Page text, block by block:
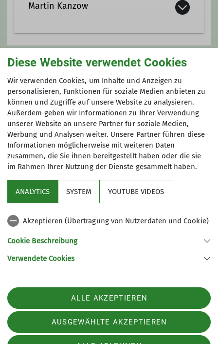
Martin Kanzow
martin.kanzow@davgoettingen.de
Ämter
Wandern + Bergsport
Gruppe
Leistungswandern
Darf es etwas mehr sein? Dieses
Wanderformat wurde eingerichtet für
diejenigen, die gerne etwas längere
Hatten die Sportwanderungen bisher
maximal 30 Kilometer Länge mit
zum Ziel, sollen die
Leistungswanderungen bei zügigem
Km/Std., je nach Gelände-, Wege-, und
Kilometer betragen.
Ziel dieser Wanderungen ist neben
dem ausgiebigen landschaftlichen
Erleben der Erwerb und die
Weiterentwicklung eigener
Sektion
Aktuelles
Sektion Göttingen des Deutschen Alpenvereins e.V.
Kurze Straße 16
37073 Göttingen
Telefon +4955143815
Diese Website verwendet Cookies
Wir verwenden Cookies, um Inhalte und Anzeigen zu
personalisieren, Funktionen für soziale Medien anbieten zu
können und Zugriffe auf unsere Website zu analysieren.
Außerdem geben wir Informationen zu Ihrer Verwendung
unserer Website an unsere Partner für soziale Medien,
Werbung und Analysen weiter. Unsere Partner führen diese
Informationen möglicherweise mit weiteren Daten
zusammen, die Sie ihnen bereitgestellt haben oder die sie
im Rahmen Ihrer Nutzung der Dienste gesammelt haben.
ANALYTICS SYSTEM YOUTUBE VIDEOS
Akzeptieren (Übertragung von Nutzerdaten und Cookie)
Cookie Beschreibung
Verwendete Cookies
ALLE AKZEPTIEREN
AUSGEWÄHLTE AKZEPTIEREN